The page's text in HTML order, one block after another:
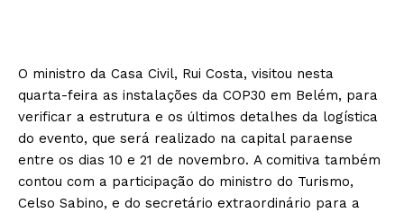
O ministro da Casa Civil, Rui Costa, visitou nesta
quarta-feira as instalações da COP30 em Belém, para
verificar a estrutura e os últimos detalhes da logística
do evento, que será realizado na capital paraense
entre os dias 10 e 21 de novembro. A comitiva também
contou com a participação do ministro do Turismo,
Celso Sabino, e do secretário extraordinário para a